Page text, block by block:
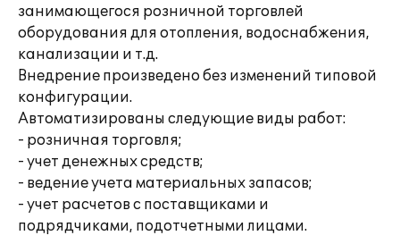
занимающегося розничной торговлей
оборудования для отопления, водоснабжения,
канализации и т.д.
Внедрение произведено без изменений типовой
конфигурации.
Автоматизированы следующие виды работ:
- розничная торговля;
- учет денежных средств;
- ведение учета материальных запасов;
- учет расчетов с поставщиками и
подрядчиками, подотчетными лицами.